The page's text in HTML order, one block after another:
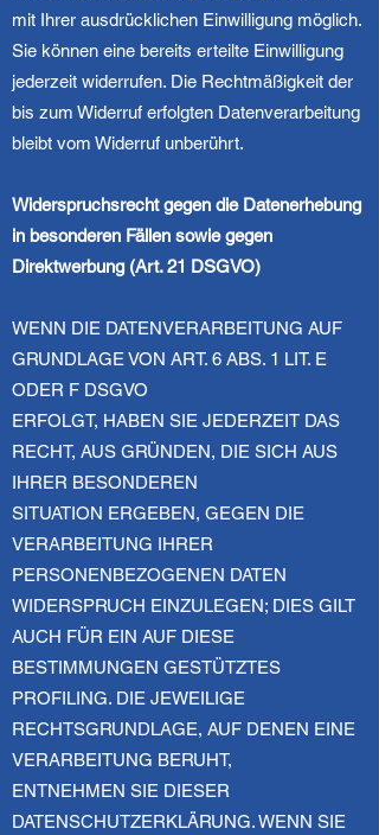
mit Ihrer ausdrücklichen Einwilligung möglich.
Sie können eine bereits erteilte Einwilligung
jederzeit widerrufen. Die Rechtmäßigkeit der
bis zum Widerruf erfolgten Datenverarbeitung
bleibt vom Widerruf unberührt.
Widerspruchsrecht gegen die Datenerhebung
in besonderen Fällen sowie gegen
Direktwerbung (Art. 21 DSGVO)
WENN DIE DATENVERARBEITUNG AUF
GRUNDLAGE VON ART. 6 ABS. 1 LIT. E
ODER F DSGVO
ERFOLGT, HABEN SIE JEDERZEIT DAS
RECHT, AUS GRÜNDEN, DIE SICH AUS
IHRER BESONDEREN
SITUATION ERGEBEN, GEGEN DIE
VERARBEITUNG IHRER
PERSONENBEZOGENEN DATEN
WIDERSPRUCH EINZULEGEN; DIES GILT
AUCH FÜR EIN AUF DIESE
BESTIMMUNGEN GESTÜTZTES
PROFILING. DIE JEWEILIGE
RECHTSGRUNDLAGE, AUF DENEN EINE
VERARBEITUNG BERUHT,
ENTNEHMEN SIE DIESER
DATENSCHUTZERKLÄRUNG. WENN SIE